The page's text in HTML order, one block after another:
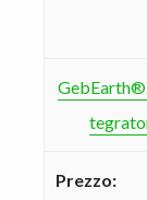
GebEarth®